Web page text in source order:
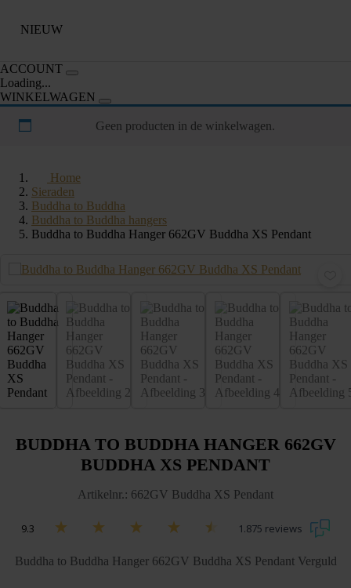
NIEUW
ACCOUNT
Loading...
WINKELWAGEN
Geen producten in de winkelwagen.
Home
Sieraden
Buddha to Buddha
Buddha to Buddha hangers
Buddha to Buddha Hanger 662GV Buddha XS Pendant
BUDDHA TO BUDDHA HANGER 662GV
BUDDHA XS PENDANT
Artikelnr.: 662GV Buddha XS Pendant
9.3 1.875 reviews
Buddha to Buddha Hanger 662GV Buddha XS Pendant Verguld